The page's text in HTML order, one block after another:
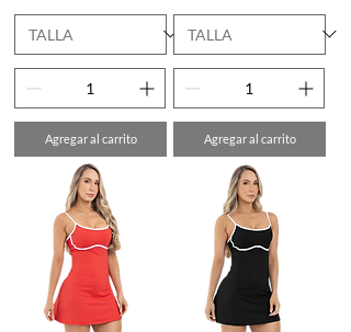
Agregar al carrito Agregar al carrito